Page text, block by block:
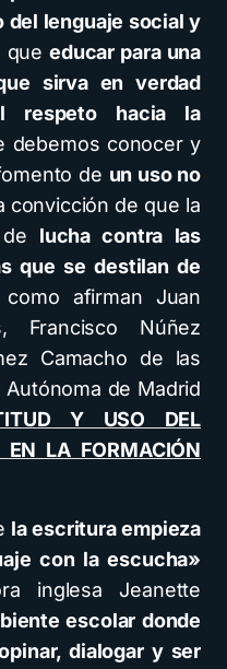
del lenguaje social y
queeducar para una
sirva en verdad
respeto hacia la
debemos conocer y
de un uso no
convicción de que la
lucha contra las
que se destilan de
como afirman Juan
Francisco Núñez
Camacho de las
de Madrid
Y USO DEL
EN LA FORMACIÓN
la escritura empieza
con la escucha»
inglesa Jeanette
escolar donde
dialogar y ser